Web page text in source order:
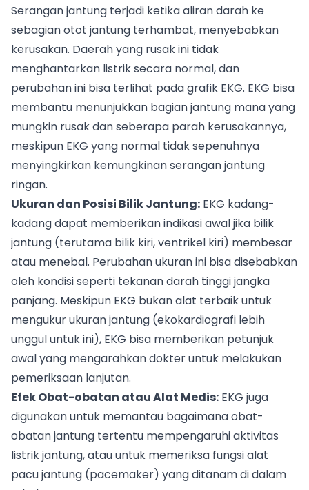
Serangan jantung terjadi ketika aliran darah ke
sebagian otot jantung terhambat, menyebabkan
kerusakan. Daerah yang rusak ini tidak
menghantarkan listrik secara normal, dan
perubahan ini bisa terlihat pada grafik EKG. EKG bisa
membantu menunjukkan bagian jantung mana yang
mungkin rusak dan seberapa parah kerusakannya,
meskipun EKG yang normal tidak sepenuhnya
menyingkirkan kemungkinan serangan jantung
ringan.
Ukuran dan Posisi Bilik Jantung: EKG kadang-
kadang dapat memberikan indikasi awal jika bilik
jantung (terutama bilik kiri, ventrikel kiri) membesar
atau menebal. Perubahan ukuran ini bisa disebabkan
oleh kondisi seperti tekanan darah tinggi jangka
panjang. Meskipun EKG bukan alat terbaik untuk
mengukur ukuran jantung (ekokardiografi lebih
unggul untuk ini), EKG bisa memberikan petunjuk
awal yang mengarahkan dokter untuk melakukan
pemeriksaan lanjutan.
Efek Obat-obatan atau Alat Medis: EKG juga
digunakan untuk memantau bagaimana obat-
obatan jantung tertentu mempengaruhi aktivitas
listrik jantung, atau untuk memeriksa fungsi alat
pacu jantung (pacemaker) yang ditanam di dalam